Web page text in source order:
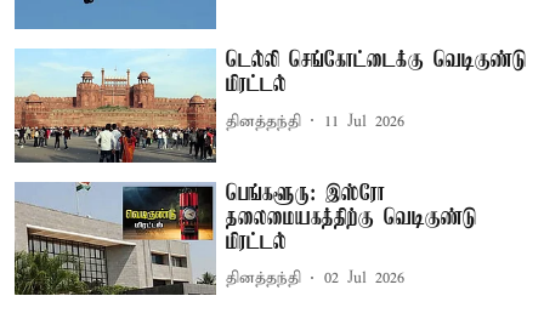
டெல்லி செங்கோட்டைக்கு வெடிகுண்டு
மிரட்டல்
தினத்தந்தி 11 Jul 2026
பெங்களூரு: இஸ்ரோ
தலைமையகத்திற்கு வெடிகுண்டு
மிரட்டல்
தினத்தந்தி 02 Jul 2026